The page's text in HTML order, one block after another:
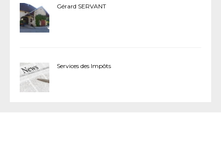
Gérard SERVANT
Services des Impôts